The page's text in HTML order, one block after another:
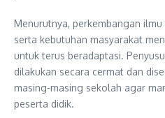
Menurutnya, perkembangan
serta kebutuhan masyarakat
untuk terus beradaptasi.
dilakukan secara cermat dan
masing-masing sekolah agar
peserta didik.